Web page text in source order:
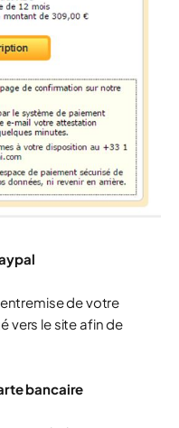
de votre
vers le site afin de
bancaire